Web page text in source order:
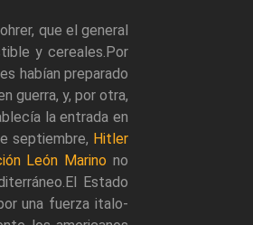
que el general
y cereales.Por
habían preparado
guerra, y, por otra,
la entrada en
septiembre, Hitler
León Marino no
Estado
una fuerza italo-